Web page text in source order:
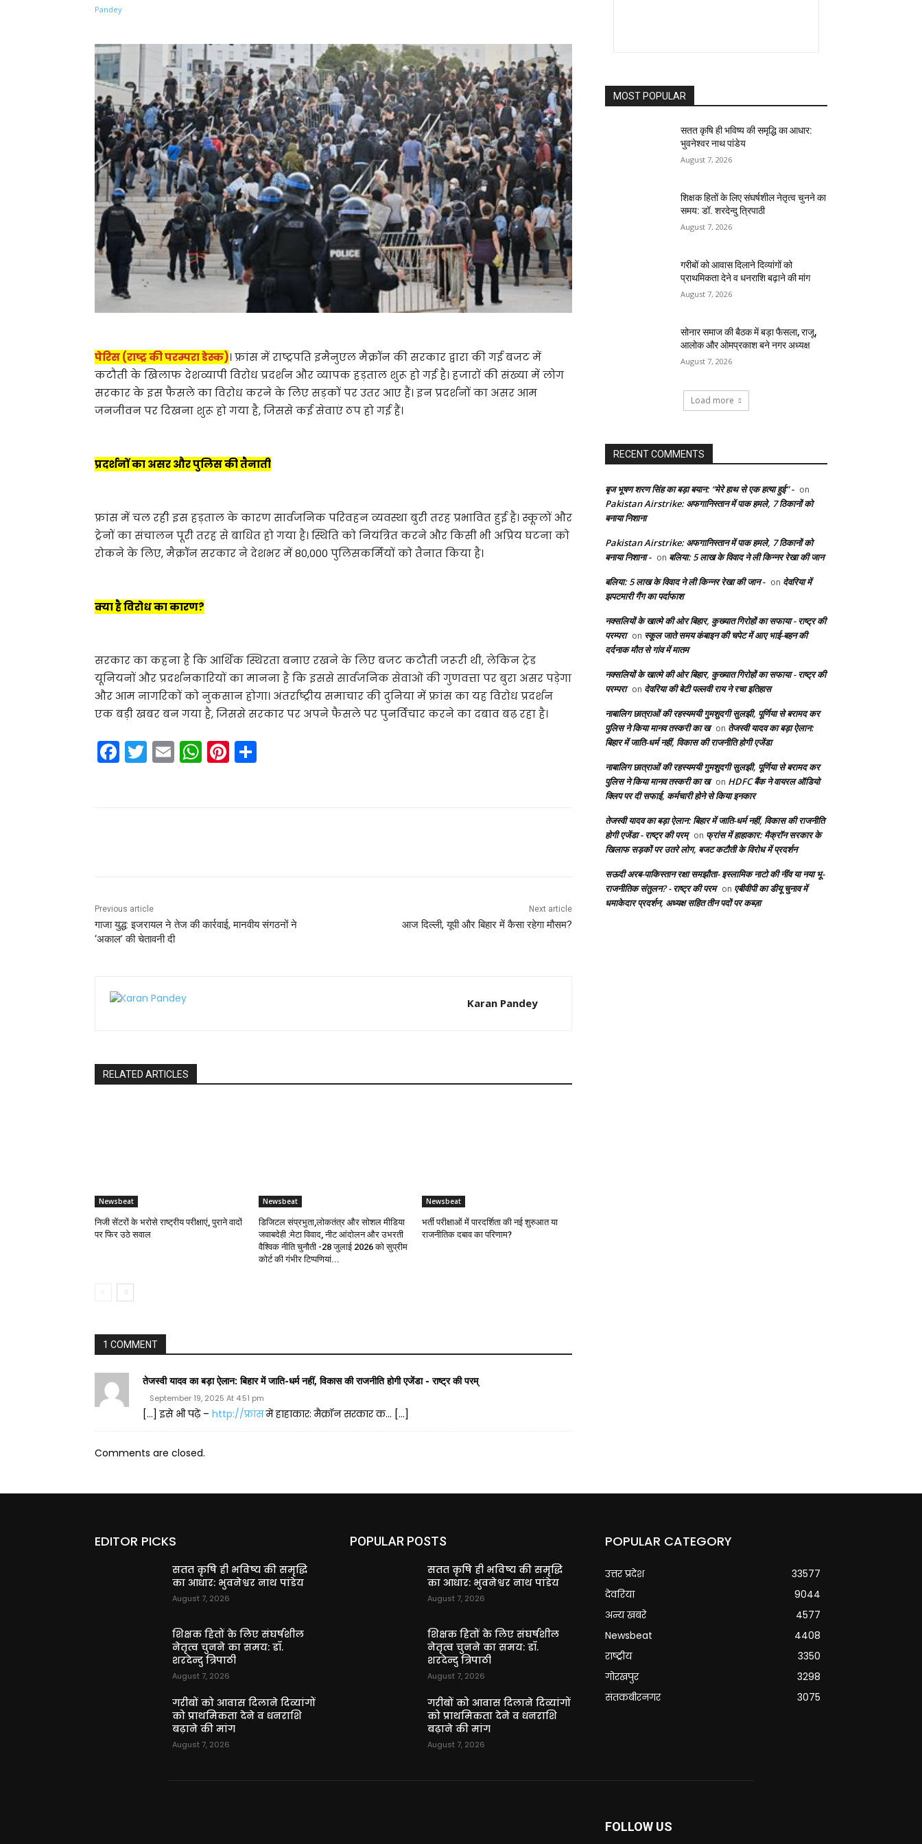
पेरिस (राष्ट्र की परम्परा डेस्क)। फ्रांस में राष्ट्रपति इमैनुएल मैक्रॉन की सरकार द्वारा की गई बजट में
कटौती के खिलाफ देशव्यापी विरोध प्रदर्शन और व्यापक हड़ताल शुरू हो गई है। हजारों की संख्या में लोग
सरकार के इस फैसले का विरोध करने के लिए सड़कों पर उतर आए हैं। इन प्रदर्शनों का असर आम
जनजीवन पर दिखना शुरू हो गया है, जिससे कई सेवाएं ठप हो गई हैं।
प्रदर्शनों का असर और पुलिस की तैनाती
फ्रांस में चल रही इस हड़ताल के कारण सार्वजनिक परिवहन व्यवस्था बुरी तरह प्रभावित हुई है। स्कूलों और
ट्रेनों का संचालन पूरी तरह से बाधित हो गया है। स्थिति को नियंत्रित करने और किसी भी अप्रिय घटना को
रोकने के लिए, मैक्रॉन सरकार ने देशभर में 80,000 पुलिसकर्मियों को तैनात किया है।
क्या है विरोध का कारण?
सरकार का कहना है कि आर्थिक स्थिरता बनाए रखने के लिए बजट कटौती जरूरी थी, लेकिन ट्रेड
यूनियनों और प्रदर्शनकारियों का मानना है कि इससे सार्वजनिक सेवाओं की गुणवत्ता पर बुरा असर पड़ेगा
और आम नागरिकों को नुकसान होगा। अंतर्राष्ट्रीय समाचार की दुनिया में फ्रांस का यह विरोध प्रदर्शन
एक बड़ी खबर बन गया है, जिससे सरकार पर अपने फैसले पर पुनर्विचार करने का दबाव बढ़ रहा है।
F
k
T E W Pi
Previous article
गाजा युद्ध: इजरायल ने तेज की कार्रवाई, मानवीय संगठनों ने
‘अकाल’ की चेतावनी दी
Next article
आज दिल्ली, यूपी और बिहार में कैसा रहेगा मौसम?
Karan Pandey
RELATED ARTICLES
Newsbeat
निजी सेंटरों के भरोसे राष्ट्रीय परीक्षाएं, पुराने वादों
पर फिर उठे सवाल
Newsbeat
डिजिटल संप्रभुता,लोकतंत्र और सोशल मीडिया
जवाबदेही :मेटा विवाद, नीट आंदोलन और उभरती
वैश्विक नीति चुनौती -28 जुलाई 2026 को सुप्रीम
कोर्ट की गंभीर टिप्पणियां...
Newsbeat
भर्ती परीक्षाओं में पारदर्शिता की नई शुरुआत या
राजनीतिक दबाव का परिणाम?
1 COMMENT
तेजस्वी यादव का बड़ा ऐलान: बिहार में जाति-धर्म नहीं, विकास की राजनीति होगी एजेंडा - राष्ट्र की परम्
September 19, 2025 At 4:51 pm
[…] इसे भी पढ़ें – http://फ्रांसमें हाहाकार: मैक्रॉन सरकार क… […]
Comments are closed.
MOST POPULAR
सतत कृषि ही भविष्य की समृद्धि का आधार:
भुवनेश्वर नाथ पांडेय
August 7, 2026
शिक्षक हितों के लिए संघर्षशील नेतृत्व चुनने का
समय: डॉ. शरदेन्दु त्रिपाठी
August 7, 2026
गरीबों को आवास दिलाने दिव्यांगों को
प्राथमिकता देने व धनराशि बढ़ाने की मांग
August 7, 2026
सोनार समाज की बैठक में बड़ा फैसला, राजू,
आलोक और ओमप्रकाश बने नगर अध्यक्ष
August 7, 2026
Load more
RECENT COMMENTS
बृज भूषण शरण सिंह का बड़ा बयान: “मेरे हाथ से एक हत्या हुई” - on
Pakistan Airstrike: अफगानिस्तान में पाक हमले, 7 ठिकानों को
बनाया निशाना
Pakistan Airstrike: अफगानिस्तान में पाक हमले, 7 ठिकानों को
बनाया निशाना - on बलिया: 5 लाख के विवाद ने ली किन्नर रेखा की जान
बलिया: 5 लाख के विवाद ने ली किन्नर रेखा की जान - on देवरिया में
झपटमारी गैंग का पर्दाफाश
नक्सलियों के खात्मे की ओर बिहार, कुख्यात गिरोहों का सफाया - राष्ट्र की
परम्परा on स्कूल जाते समय कंबाइन की चपेट में आए भाई-बहन की
दर्दनाक मौत से गांव में मातम
नक्सलियों के खात्मे की ओर बिहार, कुख्यात गिरोहों का सफाया - राष्ट्र की
परम्परा on देवरिया की बेटी पल्लवी राय ने रचा इतिहास
नाबालिग छात्राओं की रहस्यमयी गुमशुदगी सुलझी, पूर्णिया से बरामद कर
पुलिस ने किया मानव तस्करी का ख on तेजस्वी यादव का बड़ा ऐलान:
बिहार में जाति-धर्म नहीं, विकास की राजनीति होगी एजेंडा
नाबालिग छात्राओं की रहस्यमयी गुमशुदगी सुलझी, पूर्णिया से बरामद कर
पुलिस ने किया मानव तस्करी का ख on HDFC बैंक ने वायरल ऑडियो
क्लिप पर दी सफाई, कर्मचारी होने से किया इनकार
तेजस्वी यादव का बड़ा ऐलान: बिहार में जाति-धर्म नहीं, विकास की राजनीति
होगी एजेंडा - राष्ट्र की परम् on फ्रांस में हाहाकार: मैक्रॉन सरकार के
खिलाफ सड़कों पर उतरे लोग, बजट कटौती के विरोध में प्रदर्शन
सऊदी अरब-पाकिस्तान रक्षा समझौता- इस्लामिक नाटो की नींव या नया भू-
राजनीतिक संतुलन? - राष्ट्र की परम on एबीवीपी का डीयू चुनाव में
धमाकेदार प्रदर्शन, अध्यक्ष सहित तीन पदों पर कब्ज़ा
EDITOR PICKS
सतत कृषि ही भविष्य की समृद्धि
का आधार: भुवनेश्वर नाथ पांडेय
August 7, 2026
शिक्षक हितों के लिए संघर्षशील
नेतृत्व चुनने का समय: डॉ.
शरदेन्दु त्रिपाठी
August 7, 2026
गरीबों को आवास दिलाने दिव्यांगों
को प्राथमिकता देने व धनराशि
बढ़ाने की मांग
August 7, 2026
POPULAR POSTS
सतत कृषि ही भविष्य की समृद्धि
का आधार: भुवनेश्वर नाथ पांडेय
August 7, 2026
शिक्षक हितों के लिए संघर्षशील
नेतृत्व चुनने का समय: डॉ.
शरदेन्दु त्रिपाठी
August 7, 2026
गरीबों को आवास दिलाने दिव्यांगों
को प्राथमिकता देने व धनराशि
बढ़ाने की मांग
August 7, 2026
POPULAR CATEGORY
उत्तर प्रदेश
33577
देवरिया
9044
अन्य खबरे
4577
Newsbeat
4408
राष्ट्रीय
3350
गोरखपुर
3298
संतकबीरनगर
3075
FOLLOW US